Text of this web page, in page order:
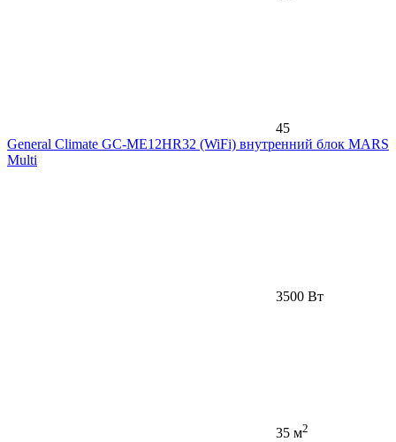
45
General Climate GC-ME12HR32 (WiFi) внутренний блок MARS
Multi
3500 Вт
35 м2